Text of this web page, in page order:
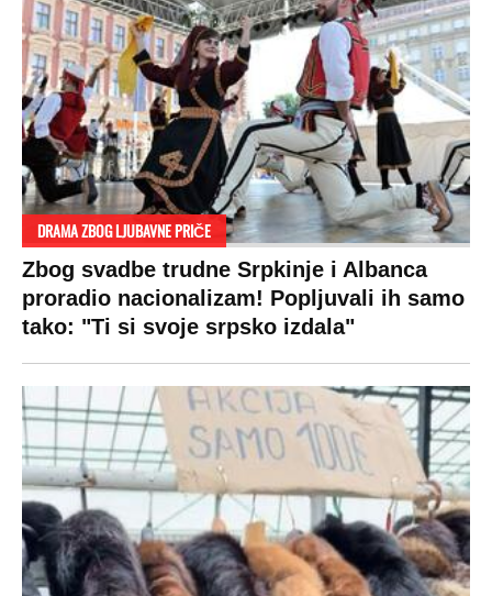
DRAMA ZBOG LJUBAVNE PRIČE
Zbog svadbe trudne Srpkinje i Albanca
proradio nacionalizam! Popljuvali ih samo
tako: "Ti si svoje srpsko izdala"